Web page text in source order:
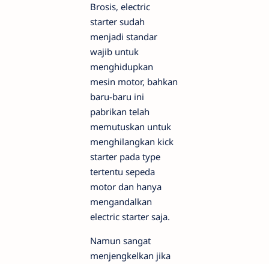
Brosis, electric
starter sudah
menjadi standar
wajib untuk
menghidupkan
mesin motor, bahkan
baru-baru ini
pabrikan telah
memutuskan untuk
menghilangkan kick
starter pada type
tertentu sepeda
motor dan hanya
mengandalkan
electric starter saja.
Namun sangat
menjengkelkan jika